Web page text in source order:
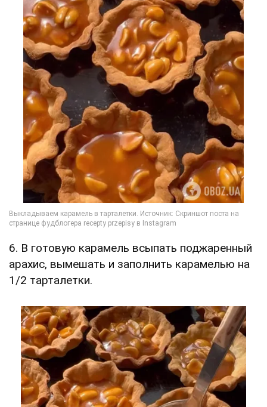
6. В готовую карамель всыпать поджаренный
арахис, вымешать и заполнить карамелью на
1/2 тарталетки.